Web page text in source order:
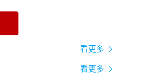
看更多
看更多